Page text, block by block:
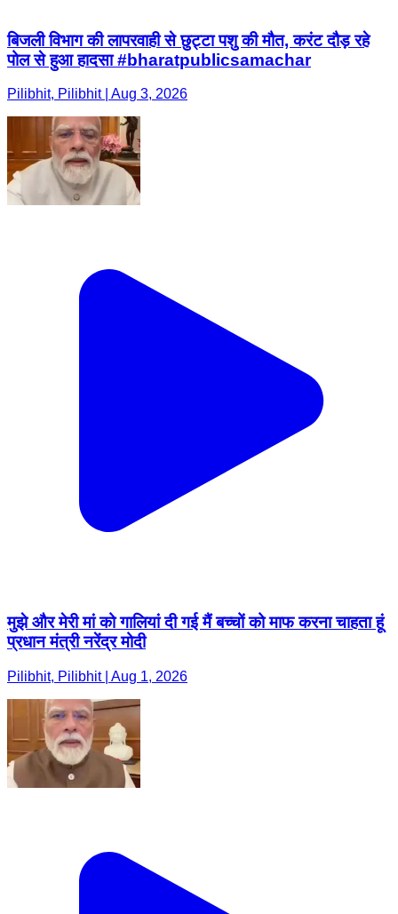
बिजली विभाग की लापरवाही से छुट्टा पशु की मौत, करंट दौड़ रहे
पोल से हुआ हादसा #bharatpublicsamachar
Pilibhit, Pilibhit | Aug 3, 2026
मुझे और मेरी मां को गालियां दी गई मैं बच्चों को माफ करना चाहता हूं
प्रधान मंत्री नरेंद्र मोदी
Pilibhit, Pilibhit | Aug 1, 2026